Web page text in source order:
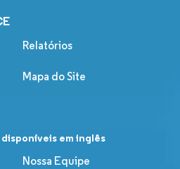
Relatórios
Mapa do Site
em inglês
Nossa Equipe